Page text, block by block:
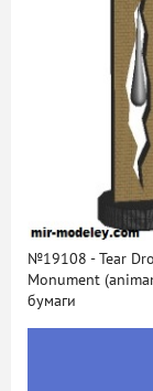
№19108 - Tear
Monument
бумаги